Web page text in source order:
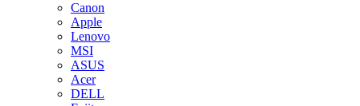
Canon
Apple
Lenovo
MSI
ASUS
Acer
DELL